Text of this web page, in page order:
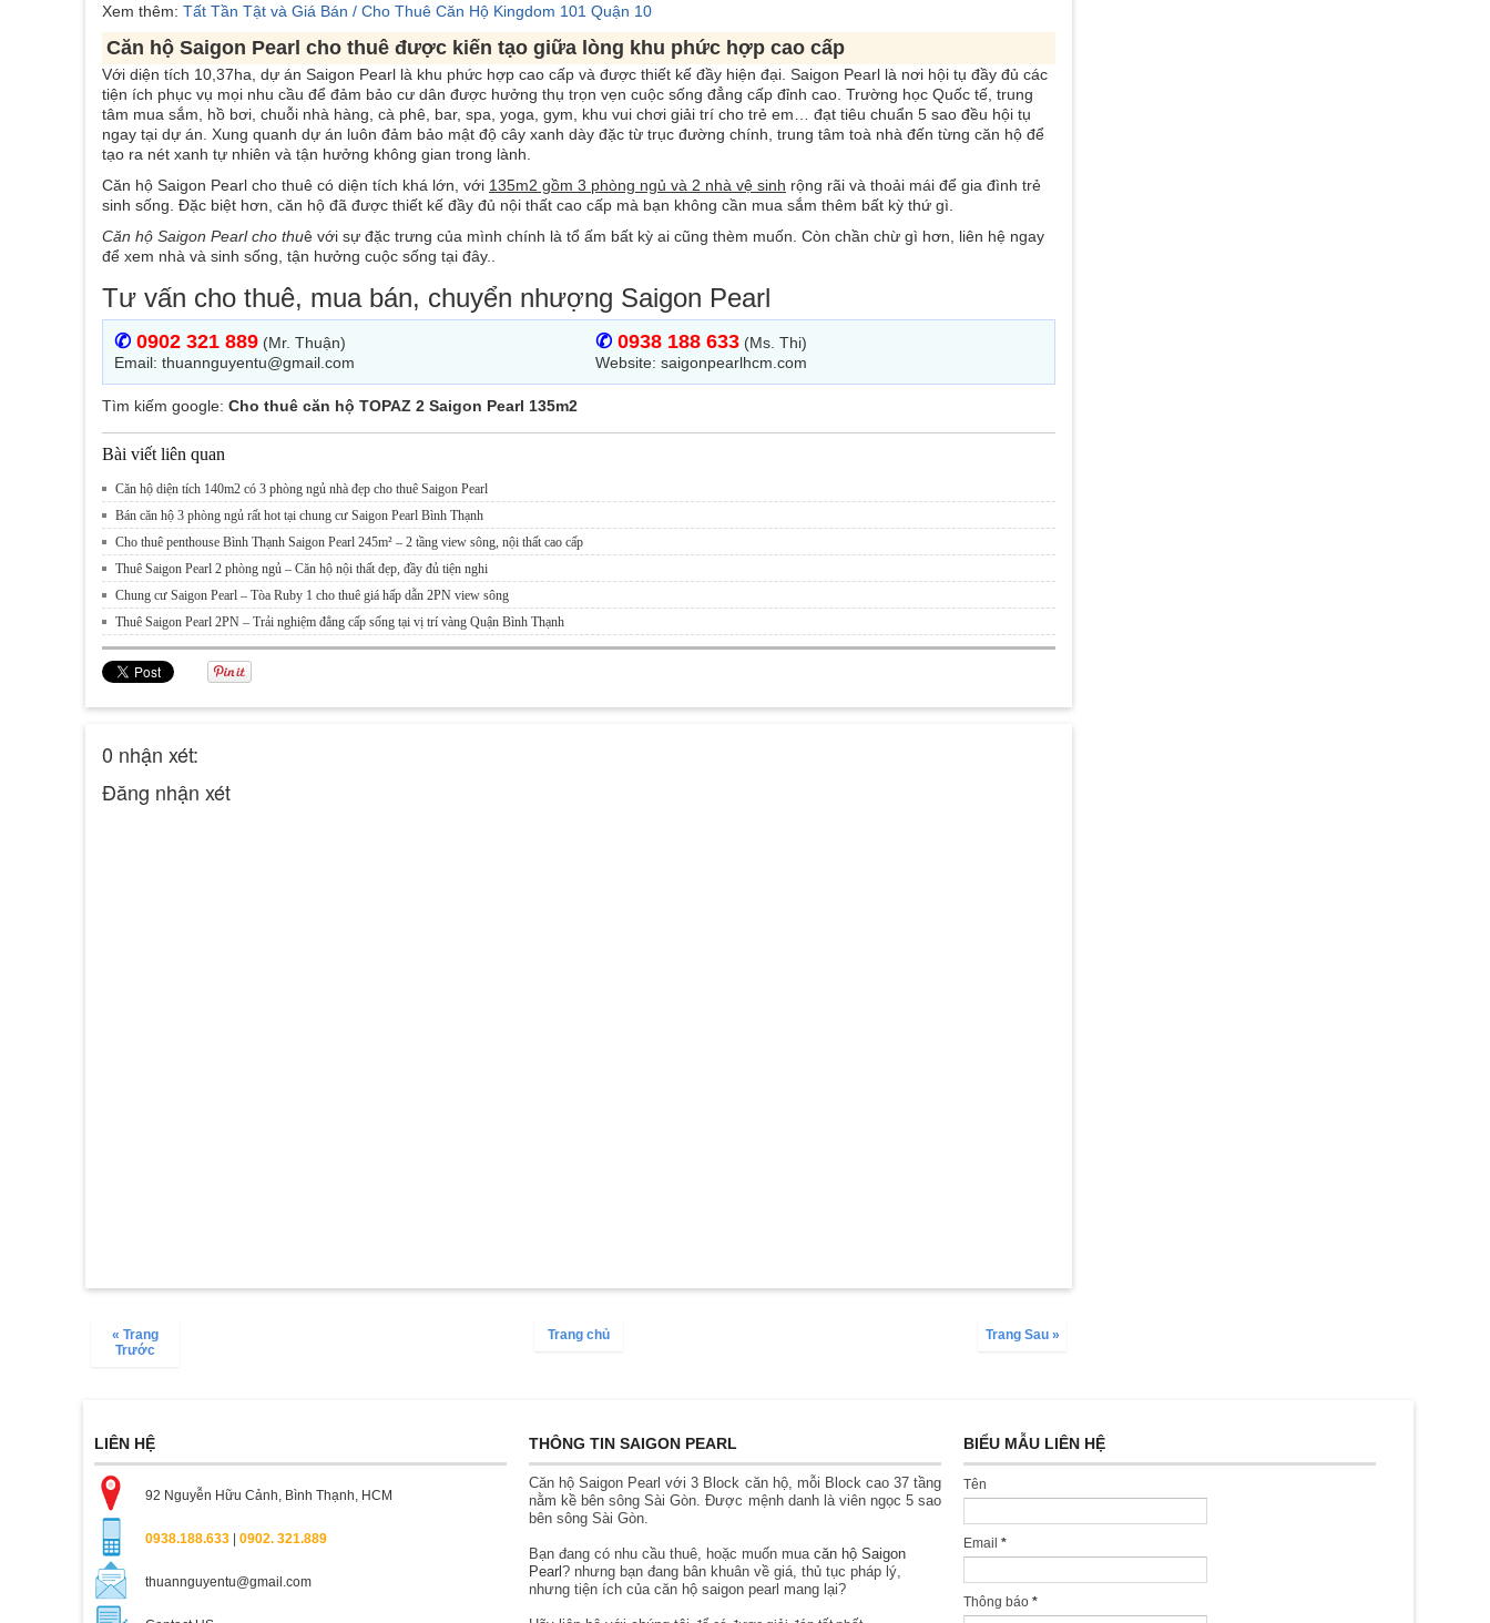
Xem thêm: Tất Tần Tật và Giá Bán / Cho Thuê Căn Hộ Kingdom 101 Quận 10
Căn hộ Saigon Pearl cho thuê được kiến tạo giữa lòng khu phức hợp cao cấp
Với diện tích 10,37ha, dự án Saigon Pearl là khu phức hợp cao cấp và được thiết kế đầy hiện đại. Saigon Pearl là nơi hội tụ đầy đủ các
tiện ích phục vụ mọi nhu cầu để đảm bảo cư dân được hưởng thụ trọn vẹn cuộc sống đẳng cấp đỉnh cao. Trường học Quốc tế, trung
tâm mua sắm, hồ bơi, chuỗi nhà hàng, cà phê, bar, spa, yoga, gym, khu vui chơi giải trí cho trẻ em… đạt tiêu chuẩn 5 sao đều hội tụ
ngay tại dự án. Xung quanh dự án luôn đảm bảo mật độ cây xanh dày đặc từ trục đường chính, trung tâm toà nhà đến từng căn hộ để
tạo ra nét xanh tự nhiên và tận hưởng không gian trong lành.
Căn hộ Saigon Pearl cho thuê có diện tích khá lớn, với 135m2 gồm 3 phòng ngủ và 2 nhà vệ sinh rộng rãi và thoải mái để gia đình trẻ
sinh sống. Đặc biệt hơn, căn hộ đã được thiết kế đầy đủ nội thất cao cấp mà bạn không cần mua sắm thêm bất kỳ thứ gì.
Căn hộ Saigon Pearl cho thuê với sự đặc trưng của mình chính là tổ ấm bất kỳ ai cũng thèm muốn. Còn chần chừ gì hơn, liên hệ ngay
để xem nhà và sinh sống, tận hưởng cuộc sống tại đây..
Tư vấn cho thuê, mua bán, chuyển nhượng Saigon Pearl
✆ 0902 321 889 (Mr. Thuận)
Email: thuannguyentu@gmail.com
✆ 0938 188 633 (Ms. Thi)
Website: saigonpearlhcm.com
Tìm kiếm google: Cho thuê căn hộ TOPAZ 2 Saigon Pearl 135m2
Bài viết liên quan
Căn hộ diện tích 140m2 có 3 phòng ngủ nhà đẹp cho thuê Saigon Pearl
Bán căn hộ 3 phòng ngủ rất hot tại chung cư Saigon Pearl Bình Thạnh
Cho thuê penthouse Bình Thạnh Saigon Pearl 245m² – 2 tầng view sông, nội thất cao cấp
Thuê Saigon Pearl 2 phòng ngủ – Căn hộ nội thất đẹp, đầy đủ tiện nghi
Chung cư Saigon Pearl – Tòa Ruby 1 cho thuê giá hấp dẫn 2PN view sông
Thuê Saigon Pearl 2PN – Trải nghiệm đẳng cấp sống tại vị trí vàng Quận Bình Thạnh
0 nhận xét:
Đăng nhận xét
« Trang
Trước
Trang Sau »
Trang chủ
LIÊN HỆ
92 Nguyễn Hữu Cảnh, Bình Thạnh, HCM
0938.188.633 0902. 321.889
thuannguyentu@gmail.com
THÔNG TIN SAIGON PEARL
Căn hộ Saigon Pearl với 3 Block căn hộ, mỗi Block cao 37 tầng
nằm kề bên sông Sài Gòn. Được mệnh danh là viên ngọc 5 sao
bên sông Sài Gòn.
Bạn đang có nhu cầu thuê, hoặc muốn mua căn hộ Saigon
Pearl ? nhưng bạn đang bân khuân về giá, thủ tục pháp lý,
nhưng tiện ích của căn hộ saigon pearl mang lại?
BIỂU MẪU LIÊN HỆ
Tên
Email *
Thông báo *